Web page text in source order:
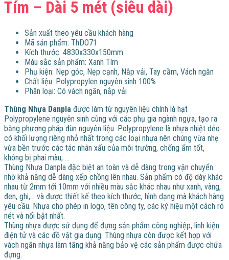
Tím – Dài 5 mét (siêu dài)
​Sản xuất theo yêu cầu khách hàng
Mã sản phẩm: ThDO71
Kích thước: 4830x330x150mm
Màu sắc sản phẩm: Xanh Tím
Phụ kiện: Nẹp góc, Nẹp cạnh, Nắp vải, Tay cầm, Vách ngăn
Chất liệu: Polypropylen nguyên sinh 100%
Phân loại: Có vách ngăn, nắp vải
Thùng Nhựa Danpla được làm từ nguyên liệu chính là hạt
Polypropylene nguyên sinh cùng với các phụ gia ngành ngựa, tạo ra
bằng phương pháp đùn nguyên liệu. Polypropylene là nhựa nhiệt dẻo
có khối lượng riêng nhỏ nhất trong các loại nhựa nên chúng vừa nhẹ
vừa bền trước các tác nhân xấu của môi trường, chống ẩm tốt,
không bị phai màu, …
Thùng Nhựa Danpla đặc biệt an toàn và dễ dàng trong vận chuyển
nhờ khả năng dễ dàng xếp chồng lên nhau. Sản phẩm có độ dày khác
nhau từ 2mm tới 10mm với nhiều màu sắc khác nhau như xanh, vàng,
đen, ghi,… và được thiết kế theo kích thước, hình dạng mà khách hàng
yêu cầu. Nhựa cho phép in logo, tên công ty, các ký hiệu một cách rõ
nét và nổi bật nhất.
Thùng nhựa được sử dụng để đựng sản phẩm công nghiệp, linh kiện
điện tử và các đồ vật gia dụng. Thùng nhựa còn được kết hợp với
vách ngăn nhựa làm tăng khả năng bảo vệ các sản phẩm được chứa
đựng.